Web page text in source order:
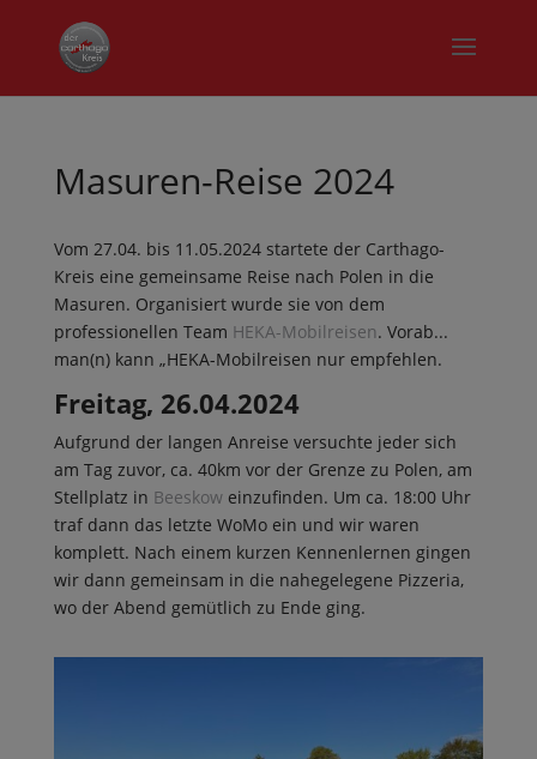
Masuren-Reise 2024
Vom 27.04. bis 11.05.2024 startete der Carthago-
Kreis eine gemeinsame Reise nach Polen in die
Masuren. Organisiert wurde sie von dem
professionellen Team HEKA-Mobilreisen. Vorab...
man(n) kann „HEKA-Mobilreisen nur empfehlen.
Freitag, 26.04.2024
Aufgrund der langen Anreise versuchte jeder sich
am Tag zuvor, ca. 40km vor der Grenze zu Polen, am
Stellplatz in Beeskoweinzufinden. Um ca. 18:00 Uhr
traf dann das letzte WoMo ein und wir waren
komplett. Nach einem kurzen Kennenlernen gingen
wir dann gemeinsam in die nahegelegene Pizzeria,
wo der Abend gemütlich zu Ende ging.